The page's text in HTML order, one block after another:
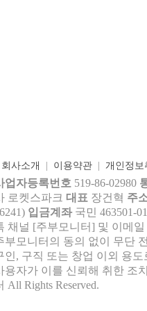
회사소개 이용약관| 개인정보
업자등록번호 519-86-02980
로켓스파크 대표 장건혁 주
입금계좌 국민 463501-
채널 [주부모니터] 및 이메일
부모니터의 동의 없이 무단
인, 구직 또는 창업 이외 용
용자가 이를 신뢰해 취한 조
All Rights Reserved.